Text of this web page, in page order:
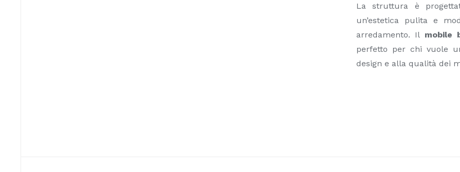
La struttura è
un’estetica pulita e
arredamento. Il mobile
perfetto per chi vuole
design e alla qualità dei